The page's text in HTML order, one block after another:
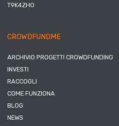
T9K4ZHO
CROWDFUNDME
ARCHIVIO PROGETTI CROWDFUNDING
INVESTI
RACCOGLI
COME FUNZIONA
BLOG
NEWS